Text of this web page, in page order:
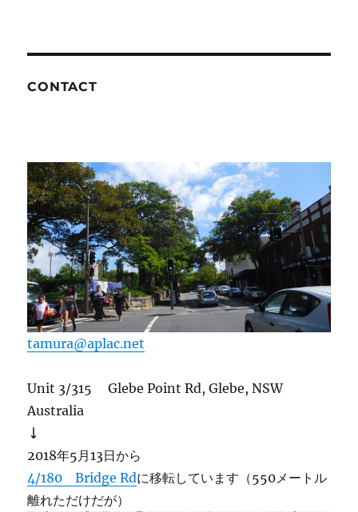
CONTACT
tamura@aplac.net
Unit 3/315 Glebe Point Rd, Glebe, NSW
Australia
↓
2018年5月13日から
4/180 Bridge Rdに移転しています（550メートル
離れただけだが）